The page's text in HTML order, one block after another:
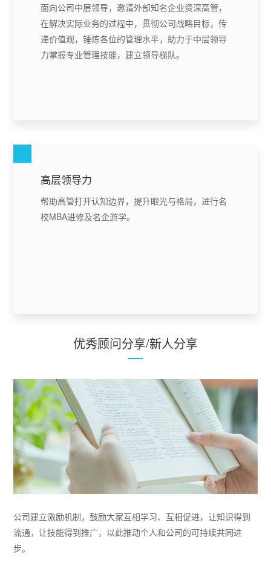
面向公司中层领导，邀请外部知名企业资深高管，
在解决实际业务的过程中，贯彻公司战略目标，传
递价值观，锤炼各位的管理水平，助力于中层领导
力掌握专业管理技能，建立领导梯队。
高层领导力
帮助高管打开认知边界，提升眼光与格局，进行名
校MBA进修及名企游学。
优秀顾问分享/新人分享
公司建立激励机制，鼓励大家互相学习、互相促进，让知识得到
流通，让技能得到推广，以此推动个人和公司的可持续共同进
步。